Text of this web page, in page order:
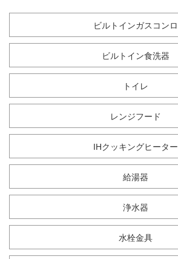
ビルトインガスコンロ
ビルトイン食洗器
トイレ
レンジフード
IHクッキングヒーター
給湯器
浄水器
水栓金具